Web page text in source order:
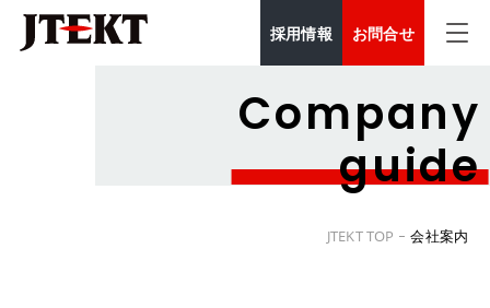
採用情報 お問合せ
Company
guide
JTEKT TOP 会社案内